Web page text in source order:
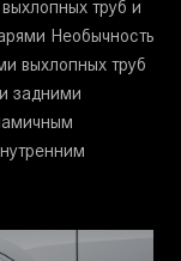
труб и
Необычность
выхлопных труб
задними